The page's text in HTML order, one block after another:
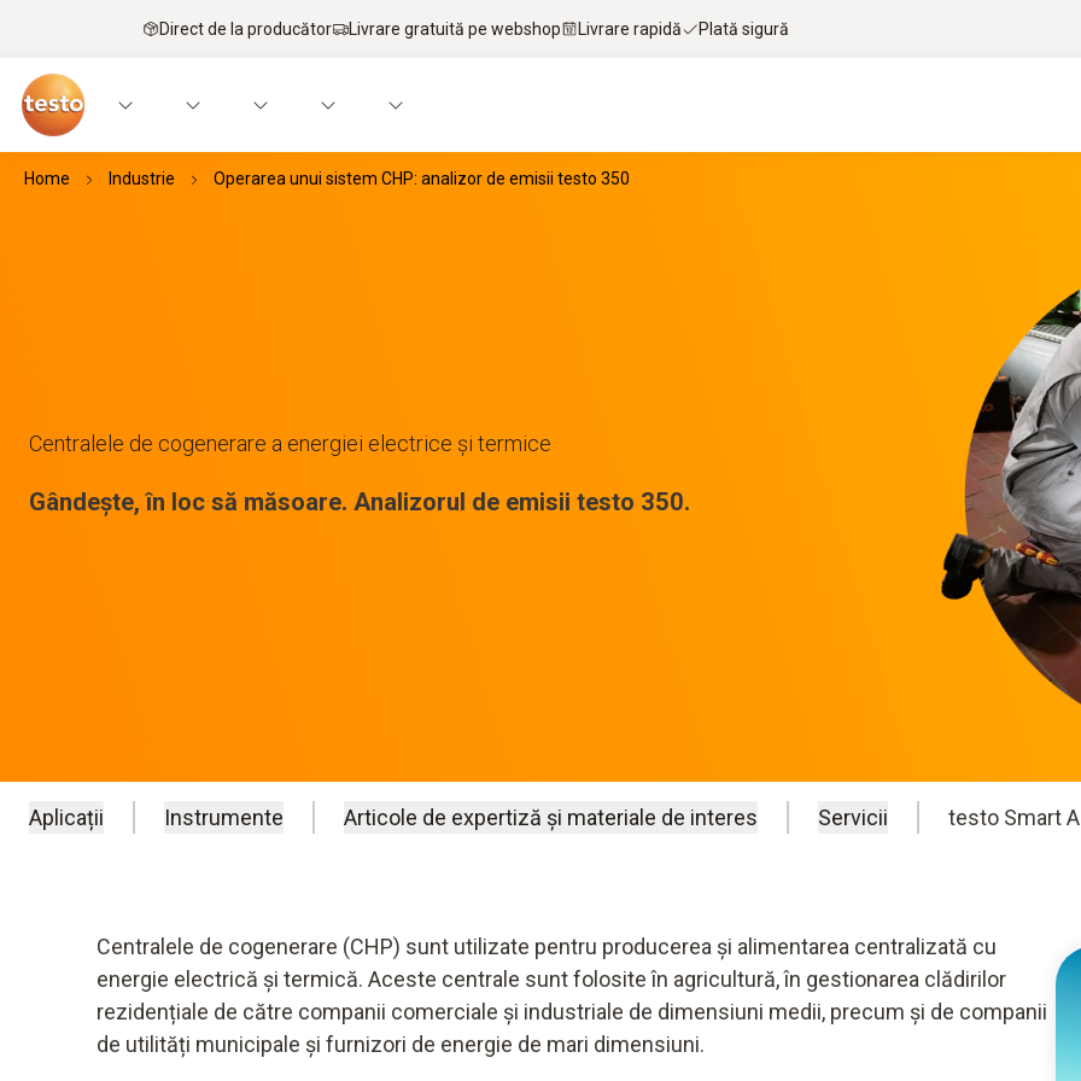
Direct de la producător Livrare gratuită pe webshop Livrare rapidă Plată sigură
Home Industrie Operarea unui sistem CHP: analizor de emisii testo 350
Centralele de cogenerare a energiei electrice și termice
Gândește, în loc să măsoare. Analizorul de emisii testo 350.
Aplicații Instrumente Articole de expertiză și materiale de interes Servicii testo Smart
Centralele de cogenerare (CHP) sunt utilizate pentru producerea și alimentarea centralizată cu
energie electrică și termică. Aceste centrale sunt folosite în agricultură, în gestionarea clădirilor
rezidențiale de către companii comerciale și industriale de dimensiuni medii, precum și de companii
de utilități municipale și furnizori de energie de mari dimensiuni.